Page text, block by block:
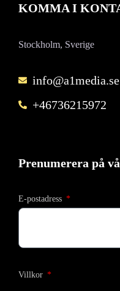
KOMMA I
Stockholm, Sverige
info@a1media.se
+46736215972
Prenumerera på
E-postadress
Villkor